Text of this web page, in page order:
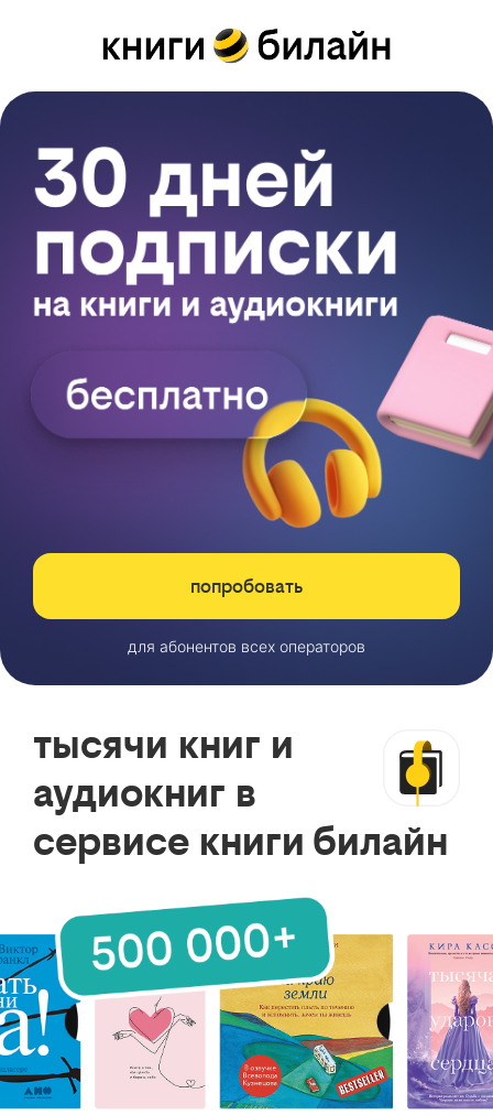
попробовать
для абонентов всех операторов
тысячи книг и
аудиокниг в
сервисе книги билайн